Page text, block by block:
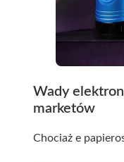
Wady
marketów
Chociaż e